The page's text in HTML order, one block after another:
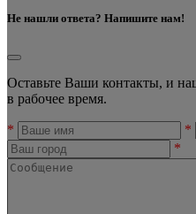
Не нашли ответа? Напишите нам!
Оставьте Ваши контакты, и
в рабочее время.
* *
*